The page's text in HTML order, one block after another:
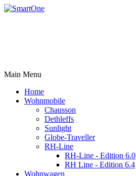
Main Menu
Home
Wohnmobile
Chausson
Dethleffs
Sunlight
Globe-Traveller
RH-Line
RH-Line - Edition 6.0
RH Line - Edition 6.4
Wohnwagen